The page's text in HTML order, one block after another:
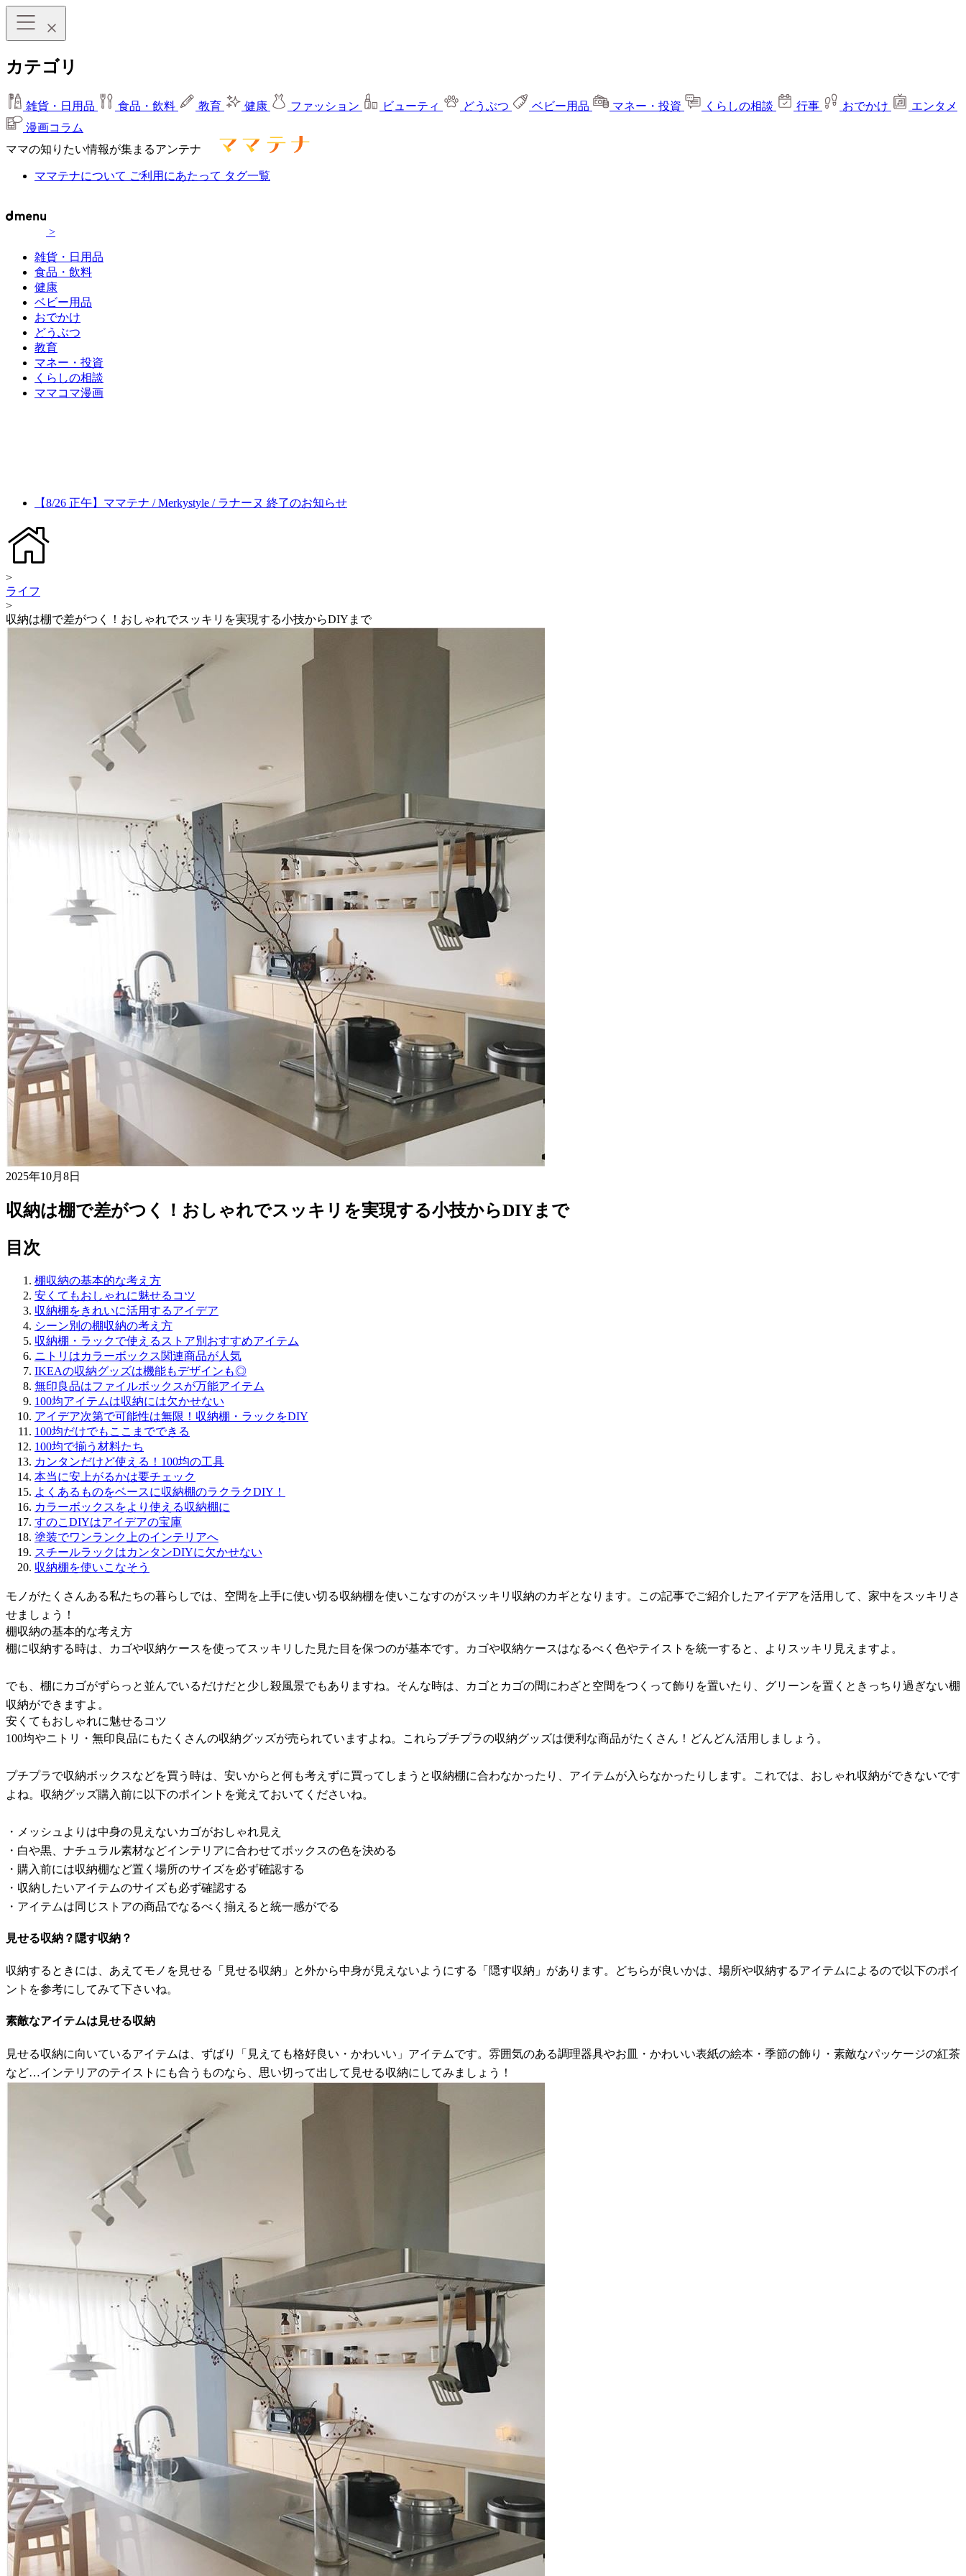
カテゴリ
雑貨・日用品 食品・飲料 教育 健康 ファッション ビューティ どうぶつ ベビー用品 マネー・投資 くらしの相談 行事 おでかけ
エンタメ
漫画コラム
ママの知りたい情報が集まるアンテナ
ママテナについて ご利用にあたって タグ一覧
>
雑貨・日用品
食品・飲料
健康
ベビー用品
おでかけ
どうぶつ
教育
マネー・投資
くらしの相談
ママコマ漫画
【8/26 正午】ママテナ / Merkystyle / ラナーヌ 終了のお知らせ
>
ライフ
>
収納は棚で差がつく！おしゃれでスッキリを実現する小技からDIYまで
2025年10月8日
収納は棚で差がつく！おしゃれでスッキリを実現する小技からDIYまで
目次
棚収納の基本的な考え方
安くてもおしゃれに魅せるコツ
収納棚をきれいに活用するアイデア
シーン別の棚収納の考え方
収納棚・ラックで使えるストア別おすすめアイテム
ニトリはカラーボックス関連商品が人気
IKEAの収納グッズは機能もデザインも◎
無印良品はファイルボックスが万能アイテム
100均アイテムは収納には欠かせない
アイデア次第で可能性は無限！収納棚・ラックをDIY
100均だけでもここまでできる
100均で揃う材料たち
カンタンだけど使える！100均の工具
本当に安上がるかは要チェック
よくあるものをベースに収納棚のラクラクDIY！
カラーボックスをより使える収納棚に
すのこDIYはアイデアの宝庫
塗装でワンランク上のインテリアへ
スチールラックはカンタンDIYに欠かせない
収納棚を使いこなそう
モノがたくさんある私たちの暮らしでは、空間を上手に使い切る収納棚を使いこなすのがスッキリ収納のカギとなります。この記事でご紹介したアイデアを活用して、家中をスッキリさ
せましょう！
棚収納の基本的な考え方
棚に収納する時は、カゴや収納ケースを使ってスッキリした見た目を保つのが基本です。カゴや収納ケースはなるべく色やテイストを統一すると、よりスッキリ見えますよ。
でも、棚にカゴがずらっと並んでいるだけだと少し殺風景でもありますね。そんな時は、カゴとカゴの間にわざと空間をつくって飾りを置いたり、グリーンを置くときっちり過ぎない棚
収納ができますよ。
安くてもおしゃれに魅せるコツ
100均やニトリ・無印良品にもたくさんの収納グッズが売られていますよね。これらプチプラの収納グッズは便利な商品がたくさん！どんどん活用しましょう。
プチプラで収納ボックスなどを買う時は、安いからと何も考えずに買ってしまうと収納棚に合わなかったり、アイテムが入らなかったりします。これでは、おしゃれ収納ができないです
よね。収納グッズ購入前に以下のポイントを覚えておいてくださいね。
・メッシュよりは中身の見えないカゴがおしゃれ見え
・白や黒、ナチュラル素材などインテリアに合わせてボックスの色を決める
・購入前には収納棚など置く場所のサイズを必ず確認する
・収納したいアイテムのサイズも必ず確認する
・アイテムは同じストアの商品でなるべく揃えると統一感がでる
見せる収納？隠す収納？
収納するときには、あえてモノを見せる「見せる収納」と外から中身が見えないようにする「隠す収納」があります。どちらが良いかは、場所や収納するアイテムによるので以下のポイ
ントを参考にしてみて下さいね。
素敵なアイテムは見せる収納
見せる収納に向いているアイテムは、ずばり「見えても格好良い・かわいい」アイテムです。雰囲気のある調理器具やお皿・かわいい表紙の絵本・季節の飾り・素敵なパッケージの紅茶
など…インテリアのテイストにも合うものなら、思い切って出して見せる収納にしてみましょう！